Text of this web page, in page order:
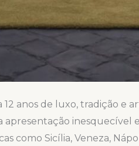
anos de luxo, tradição e
apresentação inesquecível
como Sicília, Veneza,